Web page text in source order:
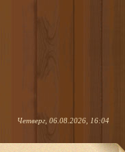
Четверг, 06.08.2026, 16:04